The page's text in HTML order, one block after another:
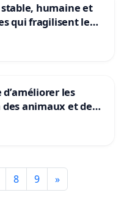
humaine et
qui fragilisent le
les
animaux et de
en magasin
8 9 »